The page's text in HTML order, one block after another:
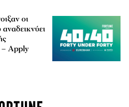
οι
αναδεικνύει
– Apply